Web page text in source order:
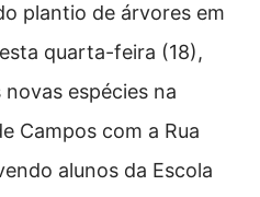
plantio de árvores em
quarta-feira (18),
espécies na
Campos com a Rua
alunos da Escola